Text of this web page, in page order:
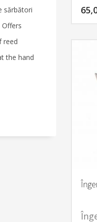
sărbători
Offers
reed
the hand